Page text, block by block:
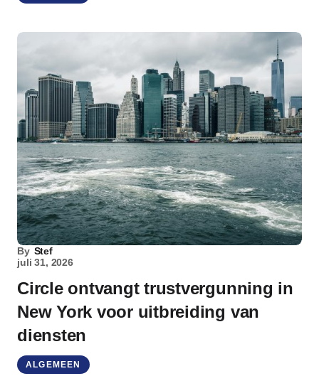
By Stef
juli 31, 2026
Circle ontvangt trustvergunning in
New York voor uitbreiding van
diensten
ALGEMEEN